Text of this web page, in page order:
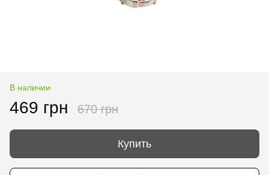
В наличии
469 грн 670 грн
Купить